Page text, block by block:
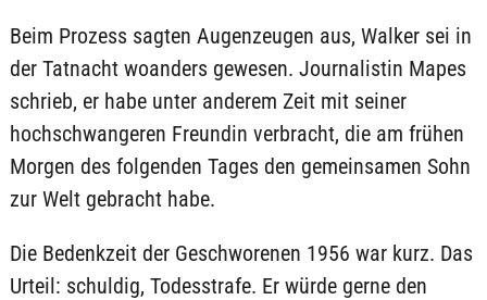
Beim Prozess sagten Augenzeugen aus, Walker sei in
der Tatnacht woanders gewesen. Journalistin Mapes
schrieb, er habe unter anderem Zeit mit seiner
hochschwangeren Freundin verbracht, die am frühen
Morgen des folgenden Tages den gemeinsamen Sohn
zur Welt gebracht habe.
Die Bedenkzeit der Geschworenen 1956 war kurz. Das
Urteil: schuldig, Todesstrafe. Er würde gerne den